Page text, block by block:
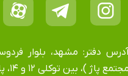
پاژ )، بین توکلی ۱۲ و ۱۴، پلاک ۳، واحد ۲